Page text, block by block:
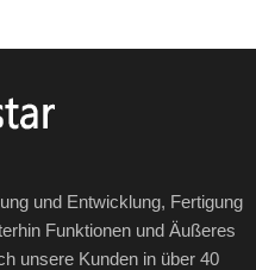
und Entwicklung, Fertigung
Funktionen und Äußeres
unsere Kunden in über 40